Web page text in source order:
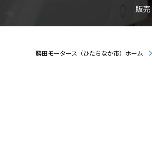
販売
勝田モータース（ひたちなか市）ホーム